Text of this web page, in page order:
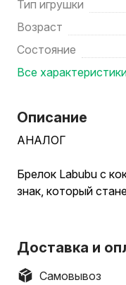
Тип игрушки
Возраст
Состояние
Все
Описание
АНАЛОГ
Брелок Labubu с
знак, который
ФОТО 1-2: 30р
ФОТО 3-4: 20р
Доставка и
Самовывоз